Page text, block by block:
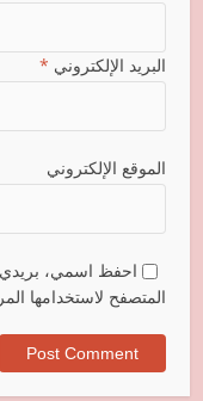
البريد الإلكتروني *
الموقع الإلكتروني
احفظ اسمي، بريدي
المتصفح لاستخدامها